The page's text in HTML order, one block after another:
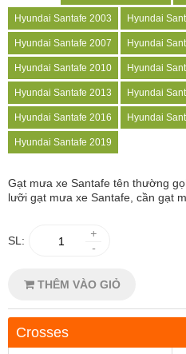
Hyundai Santafe 2003 Hyundai
Hyundai Santafe 2007 Hyundai
Hyundai Santafe 2010 Hyundai
Hyundai Santafe 2013 Hyundai
Hyundai Santafe 2016 Hyundai
Hyundai Santafe 2019
Gạt mưa xe Santafe tên thường
lưỡi gạt mưa xe Santafe, cần gạt
SL:
+
-
THÊM VÀO GIỎ
Crosses